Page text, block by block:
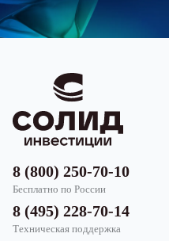
8 (800) 250-70-10
Бесплатно по России
8 (495) 228-70-14
Техническая поддержка